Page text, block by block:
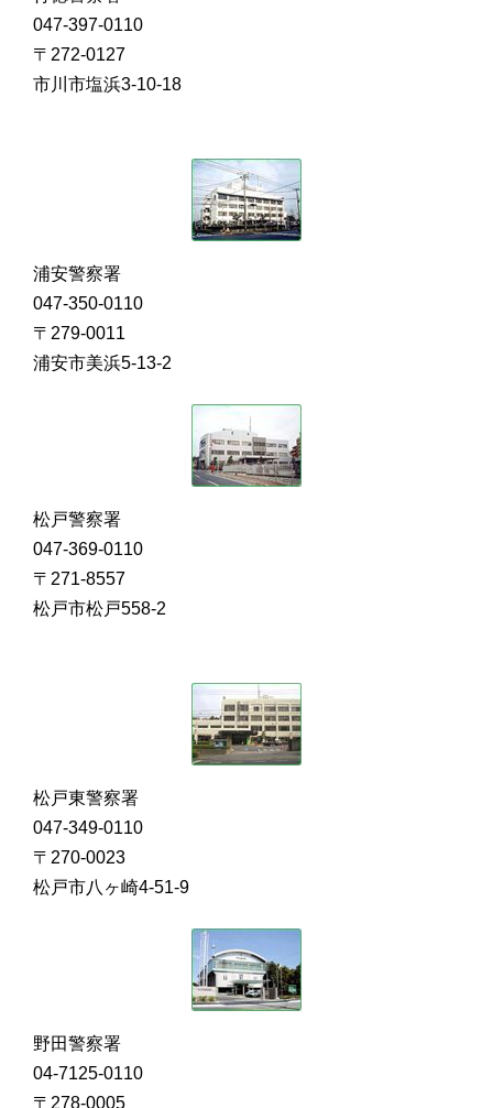
047-397-0110
〒272-0127
市川市塩浜3-10-18
浦安警察署
047-350-0110
〒279-0011
浦安市美浜5-13-2
松戸警察署
047-369-0110
〒271-8557
松戸市松戸558-2
松戸東警察署
047-349-0110
〒270-0023
松戸市八ヶ崎4-51-9
野田警察署
04-7125-0110
〒278-0005